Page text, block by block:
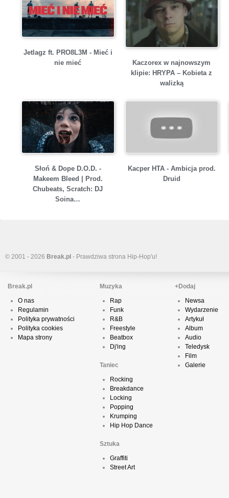
Jetlagz ft. PRO8L3M - Mieć i
nie mieć
Kaczorex w najnowszym
klipie: HRYPA – Kobieta z
walizką
Słoń & Dope D.O.D. -
Makeem Bleed | Prod.
Chubeats, Scratch: DJ
Soina…
Kacper HTA - Ambicja prod.
Druid
© 2001 - 2026 Break.pl - Prawdziwa strona Hip-Hop'u!
Break.pl
O nas
Regulamin
Polityka prywatności
Polityka cookies
Mapa strony
Muzyka
Rap
Funk
R&B
Freestyle
Beatbox
Dj'ing
Taniec
Rocking
Breakdance
Locking
Popping
Krumping
Hip Hop Dance
Sztuka
Graffiti
Street Art
+Dodaj
Newsa
Wydarzenie
Artykuł
Album
Audio
Teledysk
Film
Galerie